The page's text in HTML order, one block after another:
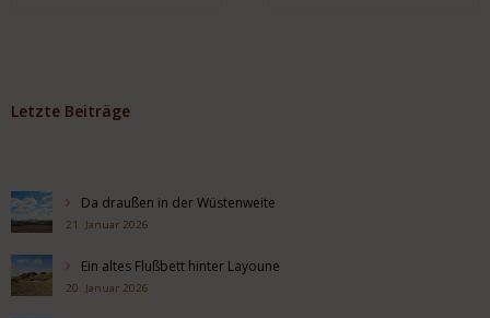
Letzte Beiträge
Da draußen in der Wüstenweite
21. Januar 2026
Ein altes Flußbett hinter Layoune
20. Januar 2026